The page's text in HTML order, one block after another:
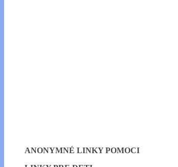
ANONYMNÉ LINKY POMOCI